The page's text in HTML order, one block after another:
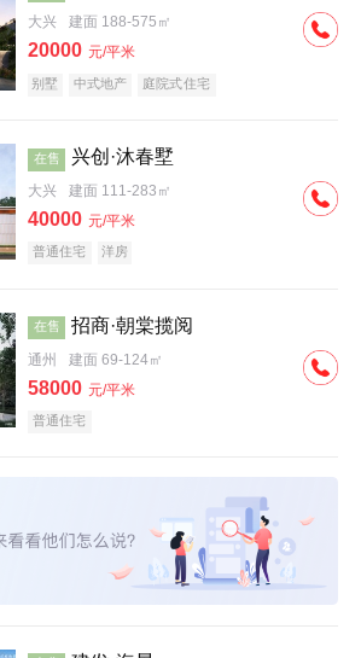
大兴 建面 188-575㎡
20000 元/平米
别墅 中式地产 庭院式住宅
在售 兴创·沐春墅
大兴 建面 111-283㎡
40000 元/平米
普通住宅 洋房
在售 招商·朝棠揽阅
通州 建面 69-124㎡
58000 元/平米
普通住宅